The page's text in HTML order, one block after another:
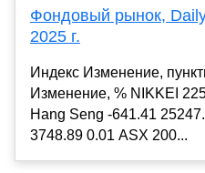
Фондовый рынок,
2025 г.
Индекс Изменение,
Изменение, % NIKKEI
Hang Seng -641.41
3748.89 0.01 ASX 200...